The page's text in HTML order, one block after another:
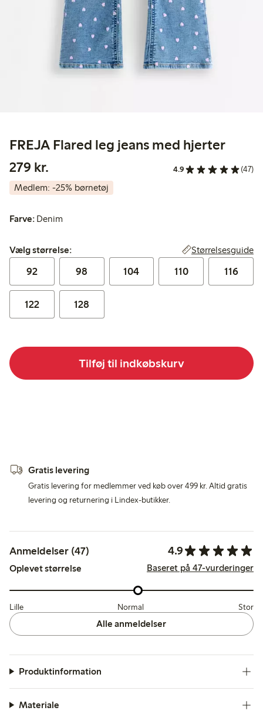
FREJA Flared leg jeans med hjerter
279 kr.
4.9 (47)
Medlem: -25% børnetøj
Farve: Denim
Vælg størrelse:
Vælg størrelse: Størrelsesguide
92 98 104 110 116
122 128
Tilføj til indkøbskurv
Gratis levering
Gratis levering for medlemmer ved køb over 499 kr. Altid gratis
levering og returnering i Lindex-butikker.
Anmeldelser (47) 4.9
Oplevet størrelse Baseret på 47-vurderinger
Lille Normal Stor
Alle anmeldelser
Produktinformation
Materiale